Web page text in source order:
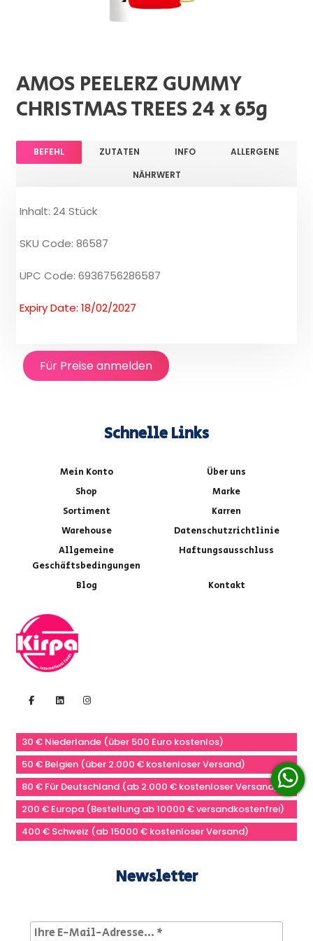
AMOS PEELERZ GUMMY
CHRISTMAS TREES 24 x 65g
BEFEHL ZUTATEN INFO
ALLERGENE
NÄHRWERT
Inhalt: 24 Stück
SKU Code: 86587
UPC Code: 6936756286587
Expiry Date: 18/02/2027
Für Preise anmelden
Schnelle Links
Mein Konto
Über uns
Shop
Marke
Sortiment
Karren
Warehouse
Datenschutzrichtlinie
Allgemeine
Geschäftsbedingungen
Haftungsausschluss
Blog Kontakt
30 € Niederlande (über 500 Euro kostenlos)
50 € Belgien (über 2.000 € kostenloser Versand)
80 € Für Deutschland (ab 2.000 € kostenloser Versand)
200 € Europa (Bestellung ab 10000 € versandkostenfrei)
400 € Schweiz (ab 15000 € kostenloser Versand)
Newsletter